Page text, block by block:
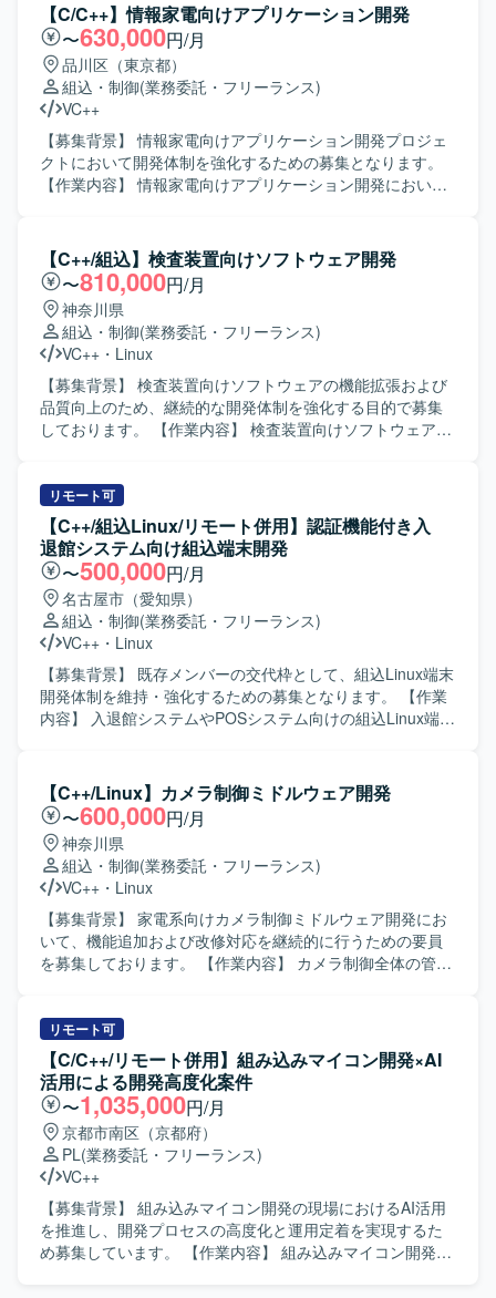
【C/C++】情報家電向けアプリケーション開発
〜630,000円/月
品川区（東京都）
組込・制御(業務委託・フリーランス)
VC++
【募集背景】 情報家電向けアプリケーション開発プロジェ
クトにおいて開発体制を強化するための募集となります。
【作業内容】 情報家電向けアプリケーション開発におい
修正も行っていただきます。 【求める人物像】 コミュニケ
ーションを取りながら協調して作業を進められる方を求め
ております。自ら課題を見つけ主体的に行動しながら品質
向上に取り組んでいただける方が望ましいです。 【ポジシ
ョンの魅力】 情報家電向けのプロダクト開発に携わること
で、ユーザーに近い領域での開発経験を積むことができま
す。C/C++を用いた開発スキルに加え、リアルタイム通信や
Audio処理などの知識を身に付ける機会があります。 【開発
環境】 C/C++、Visual Studio、GitHub（Git）などを用いた
【C++/組込】検査装置向けソフトウェア開発
〜810,000円/月
神奈川県
組込・制御(業務委託・フリーランス)
VC++ ・ Linux
【募集背景】 検査装置向けソフトウェアの機能拡張および
品質向上のため、継続的な開発体制を強化する目的で募集
しております。 【作業内容】 検査装置向けソフトウェアの
ラなどハードウェアとの連携や制御を行う機能の開発を進
めていただきます。 【求める人物像】 主体的に課題を発見
し行動できる方、周囲と円滑にコミュニケーションを取り
ながら開発を進められる方を求めております。 【ポジショ
ンの魅力】 検査装置という専門性の高い領域で、組込開発
スキルやマルチスレッドプログラミング、画像処理関連の
技術などを実務を通じて習得・強化していただけます。上
流工程から一貫して関わることで、ソフトウェア全体の構
造理解も深めていただけます。 【開発環境】 C++および
Visual Studioを用いた組込ソフトウェア開発環境での作業と
なります。Linux環境での開発やテスト環境構築、Qtや画像
リモート可
【C++/組込Linux/リモート併用】認証機能付き入
退館システム向け組込端末開発
〜500,000円/月
名古屋市（愛知県）
組込・制御(業務委託・フリーランス)
VC++ ・ Linux
【募集背景】 既存メンバーの交代枠として、組込Linux端末
開発体制を維持・強化するための募集となります。 【作業
内容】 入退館システムやPOSシステム向けの組込Linux端末
ト・評価まで一連の工程を実施していただきます。 【求め
る人物像】 組込開発における基本設計からテストまでを主
体的に担える方を求めています。認証機能など新しい技術
要素にも前向きに取り組み、周囲と協調しながら開発を進
めていただける方が望ましいです。 【ポジションの魅力】
入退館やPOSなど実利用シーンに近い組込端末の開発に携
わることができ、認証技術や組込Linuxに関する知見を深め
ることができます。基本設計から評価まで幅広い工程に関
わることで、上流から下流まで一貫した経験を積むことが
機能を実装・評価していただきます。
【C++/Linux】カメラ制御ミドルウェア開発
〜600,000円/月
神奈川県
組込・制御(業務委託・フリーランス)
VC++ ・ Linux
【募集背景】 家電系向けカメラ制御ミドルウェア開発にお
いて、機能追加および改修対応を継続的に行うための要員
を募集しております。 【作業内容】 カメラ制御全体の管
ンズ制御、露出制御、認識など）と密に連携し、1フレーム
の画像データを整えていくための信号整理をマイクロ秒単
位で実施いたします。完全な新規開発ではなく、既存のベ
ースソフトに対して機能追加や修正を行っていただきま
す。基本設計、詳細設計、プログラミング、結合テスト、
総合テストまで一貫してご対応いただきます。 【求める人
物像】 能動的に作業を進めることができ、長期的に継続し
て取り組んでいただける方を求めております。日本語で技
術的なコミュニケーションが円滑に行え、仕様書を正確に
理解できる方を歓迎いたします。 【ポジションの魅力】 カ
メラ制御におけるコアとなるミドルウェア開発に携わるこ
リモート可
【C/C++/リモート併用】組み込みマイコン開発×AI
活用による開発高度化案件
〜1,035,000円/月
京都市南区（京都府）
PL(業務委託・フリーランス)
VC++
【募集背景】 組み込みマイコン開発の現場におけるAI活用
を推進し、開発プロセスの高度化と運用定着を実現するた
め募集しています。 【作業内容】 組み込みマイコン開発に